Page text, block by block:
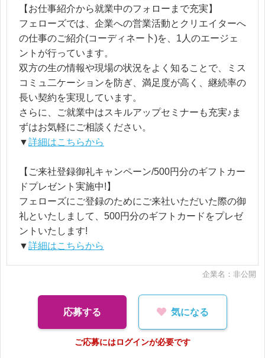
【お仕事紹介から就業中のフォローまで充実】
フェローズでは、企業への営業活動とクリエイターへ
の仕事のご紹介(コーディネー卜)を、1人のエージェ
ントが行っています。
双方の生の情報や現場の状況をよく知ることで、ミス
コミュ二ケーションを防ぎ、満足度が高く、継続率の
長い契約を実現しています。
さらに、ご就業中はスキルアップセミナーも充実♪ま
ずはお気軽にご相談ください。
▼詳細はこちらから
【ご来社登録御礼キャンペーン/500円分のギフトカー
ドプレゼント実施中!】
フェローズにご登録のためにご来社いただいた際の御
礼といたしまして、500円分のギフトカードをプレゼ
ントいたします!
▼詳細はこちらから
企業名：非公開
応募する 気になる
ご応募にはログインが必要です